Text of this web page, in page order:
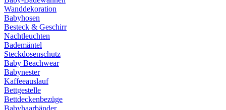
Wanddekoration
Babyhosen
Besteck & Geschirr
Nachtleuchten
Bademäntel
Steckdosenschutz
Baby Beachwear
Babynester
Kaffeeauslauf
Bettgestelle
Bettdeckenbezüge
Babyhaarbänder